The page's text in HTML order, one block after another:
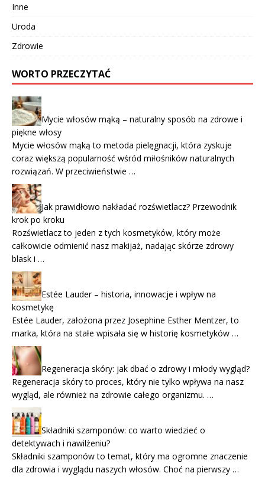
Inne
Uroda
Zdrowie
WORTO PRZECZYTAĆ
Mycie włosów mąką – naturalny sposób na zdrowe i
piękne włosy
Mycie włosów mąką to metoda pielęgnacji, która zyskuje
coraz większą popularność wśród miłośników naturalnych
rozwiązań. W przeciwieństwie …
Jak prawidłowo nakładać rozświetlacz? Przewodnik
krok po kroku
Rozświetlacz to jeden z tych kosmetyków, który może
całkowicie odmienić nasz makijaż, nadając skórze zdrowy
blask i …
Estée Lauder – historia, innowacje i wpływ na
kosmetykę
Estée Lauder, założona przez Josephine Esther Mentzer, to
marka, która na stałe wpisała się w historię kosmetyków …
Regeneracja skóry: jak dbać o zdrowy i młody wygląd?
Regeneracja skóry to proces, który nie tylko wpływa na nasz
wygląd, ale również na zdrowie całego organizmu. …
Składniki szamponów: co warto wiedzieć o
detektywach i nawilżeniu?
Składniki szamponów to temat, który ma ogromne znaczenie
dla zdrowia i wyglądu naszych włosów. Choć na pierwszy …